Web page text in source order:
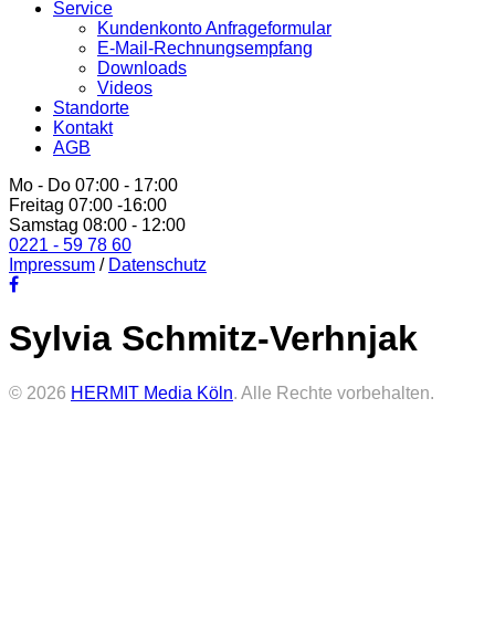
Service
Kundenkonto Anfrageformular
E-Mail-Rechnungsempfang
Downloads
Videos
Standorte
Kontakt
AGB
Mo - Do 07:00 - 17:00
Freitag 07:00 -16:00
Samstag 08:00 - 12:00
0221 - 59 78 60
Impressum / Datenschutz
Sylvia Schmitz-Verhnjak
© 2026 HERMIT Media Köln. Alle Rechte vorbehalten.